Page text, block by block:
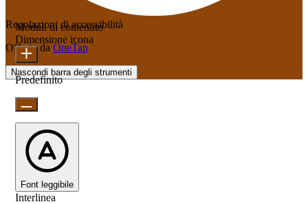
Regolazioni di accessibilità
Offerto da OneTap
Nascondi barra degli strumenti
Moduli di contenuto
Dimensione icona
Predefinito
Font leggibile
Interlinea